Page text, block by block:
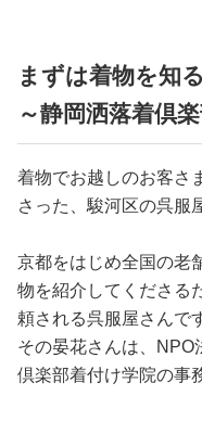
まずは着物を知
～静岡洒落着倶
着物でお越しのお客さ
さった、駿河区の呉服
京都をはじめ全国の老
物を紹介してくださる
頼される呉服屋さんで
その晏花さんは、NPO
倶楽部着付け学院の事